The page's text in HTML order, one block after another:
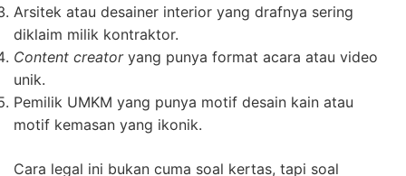
Arsitek atau desainer interior yang drafnya sering
diklaim milik kontraktor.
Content creatoryang punya format acara atau video
unik.
Pemilik UMKM yang punya motif desain kain atau
motif kemasan yang ikonik.
Cara legal ini bukan cuma soal kertas, tapi soal